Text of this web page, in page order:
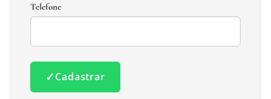
Telefone
✓Cadastrar